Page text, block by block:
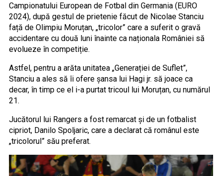
Campionatului European de Fotbal din Germania (EURO
2024), după gestul de prietenie făcut de Nicolae Stanciu
față de Olimpiu Moruțan, „tricolor” care a suferit o gravă
accidentare cu două luni înainte ca naționala României să
evolueze în competiție.
Astfel, pentru a arăta unitatea „Generației de Suflet”,
Stanciu a ales să îi ofere șansa lui Hagi jr. să joace ca
decar, în timp ce el i-a purtat tricoul lui Moruțan, cu numărul
21.
Jucătorul lui Rangers a fost remarcat și de un fotbalist
cipriot, Danilo Spoljaric, care a declarat că românul este
„tricolorul” său preferat.